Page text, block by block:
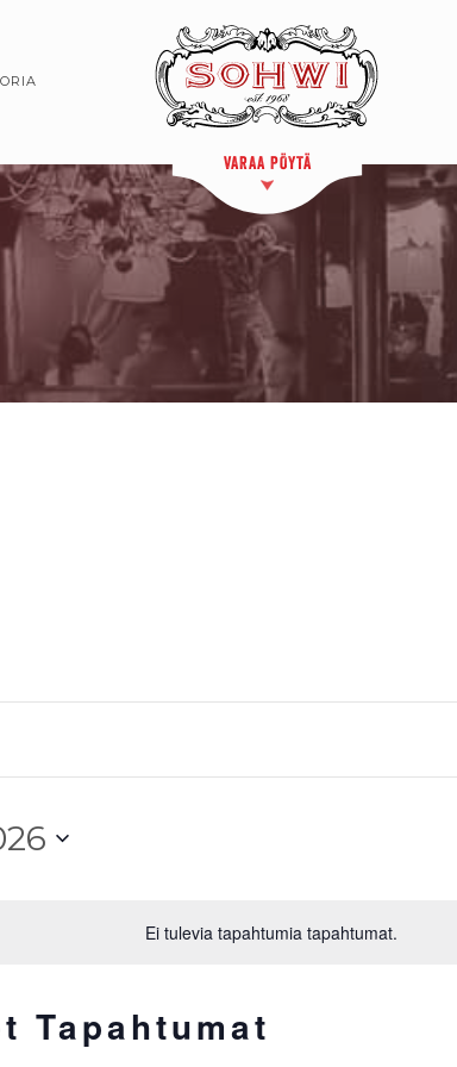
VARAA PÖYTÄ
Ei tulevia tapahtumia tapahtumat.
Tapahtumat